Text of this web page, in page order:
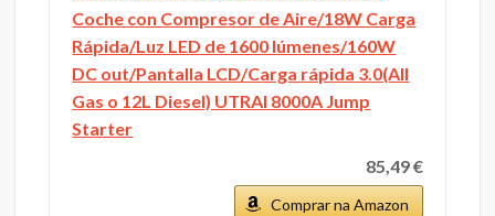
Coche con Compresor de Aire/18W Carga
Rápida/Luz LED de 1600 lúmenes/160W
DC out/Pantalla LCD/Carga rápida 3.0(All
Gas o 12L Diesel) UTRAI 8000A Jump
Starter
85,49 €
Comprar na Amazon